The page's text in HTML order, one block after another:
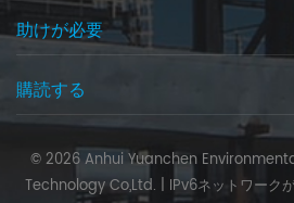
助けが必要
購読する
© 2026 Anhui Yuanchen
Technology Co,Ltd. | IPv6ネットワーク